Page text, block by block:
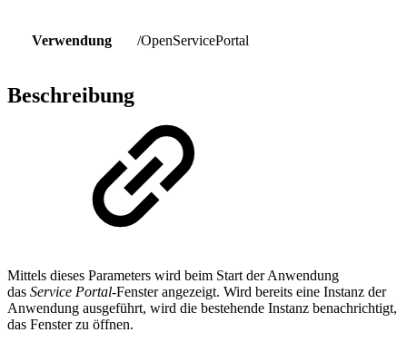
Verwendung /OpenServicePortal
Beschreibung
Mittels dieses Parameters wird beim Start der Anwendung
das Service Portal-Fenster angezeigt. Wird bereits eine Instanz der
Anwendung ausgeführt, wird die bestehende Instanz benachrichtigt,
das Fenster zu öffnen.